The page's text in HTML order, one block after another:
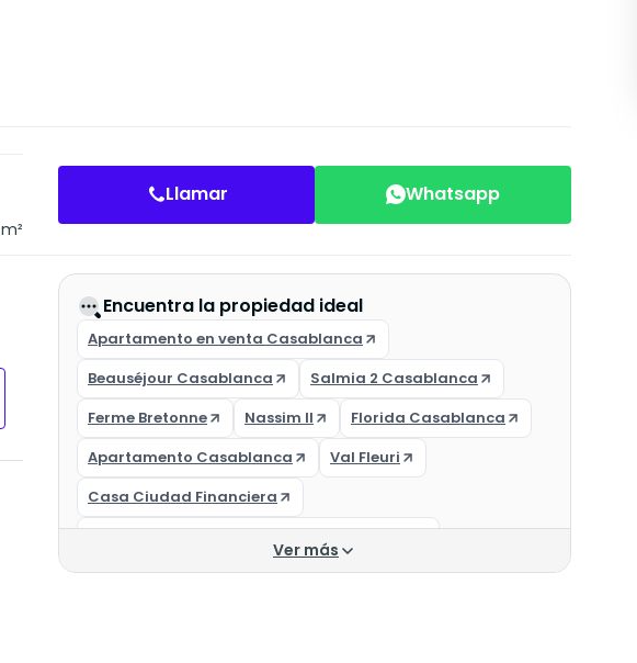
m²
Llamar Whatsapp
Encuentra la propiedad ideal
Apartamento en venta Casablanca
Beauséjour Casablanca
Salmia 2 Casablanca
Ferme Bretonne
Nassim II
Florida Casablanca
Apartamento Casablanca
Val Fleuri
Casa Ciudad Financiera
Apartamento en venta Casablanca 300.000 DH
Ver más